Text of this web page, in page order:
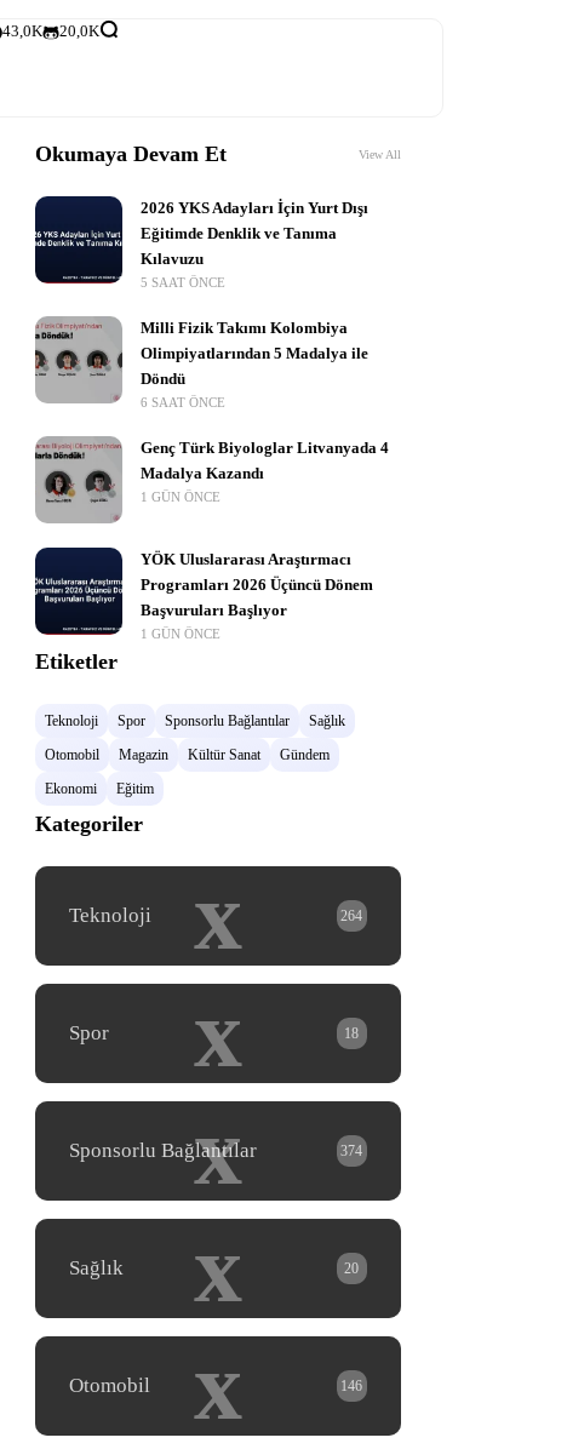
43,0K 20,0K
Okumaya Devam Et View All
2026 YKS Adayları İçin Yurt Dışı
Eğitimde Denklik ve Tanıma
Kılavuzu
5 SAAT ÖNCE
Milli Fizik Takımı Kolombiya
Olimpiyatlarından 5 Madalya ile
Döndü
6 SAAT ÖNCE
Genç Türk Biyologlar Litvanyada 4
Madalya Kazandı
1 GÜN ÖNCE
YÖK Uluslararası Araştırmacı
Programları 2026 Üçüncü Dönem
Başvuruları Başlıyor
1 GÜN ÖNCE
Etiketler
Teknoloji Spor Sponsorlu Bağlantılar
Sağlık
Otomobil
Magazin Kültür Sanat
Gündem
Ekonomi
Eğitim
Kategoriler
x
Teknoloji 264
x
Spor 18
x
Sponsorlu Bağlantılar 374
x
Sağlık 20
x
Otomobil 146